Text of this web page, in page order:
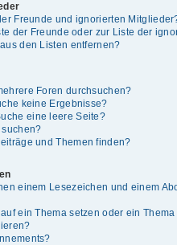
Freunde und ignorierten
der Freunde oder zur Liste der
den Listen entfernen?
Foren durchsuchen?
keine Ergebnisse?
eine leere Seite?
und Themen finden?
einem Lesezeichen und einem
ein Thema setzen oder ein